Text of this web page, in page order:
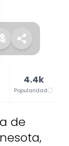
4.4k
Popularidad
de